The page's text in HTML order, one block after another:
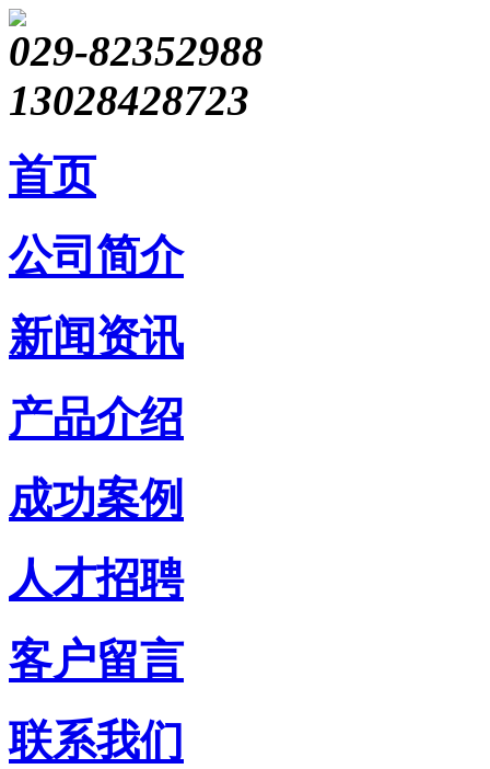
029-82352988
13028428723
首页
公司简介
新闻资讯
产品介绍
成功案例
人才招聘
客户留言
联系我们